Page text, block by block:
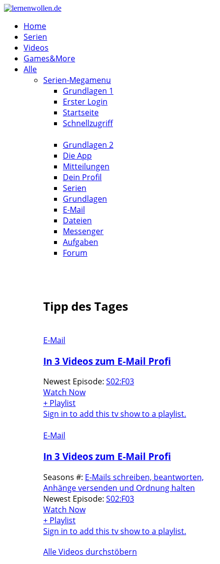
Home
Serien
Videos
Games&More
Alle
Serien-Megamenu
Grundlagen 1
Erster Login
Startseite
Schnellzugriff
Grundlagen 2
Die App
Mitteilungen
Dein Profil
Serien
Grundlagen
E-Mail
Dateien
Messenger
Aufgaben
Forum
Tipp des Tages
E-Mail
In 3 Videos zum E-Mail Profi
Newest Episode: S02:F03
Watch Now
+ Playlist
Sign in to add this tv show to a playlist.
E-Mail
In 3 Videos zum E-Mail Profi
Seasons #: E-Mails schreiben, beantworten,
Anhänge versenden und Ordnung halten
Newest Episode: S02:F03
Watch Now
+ Playlist
Sign in to add this tv show to a playlist.
Alle Videos durchstöbern